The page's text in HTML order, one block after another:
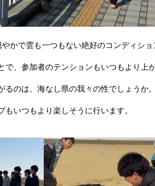
かで雲も一つもない絶好のコンディシ
で、参加者のテンションもいつもより上
るのは、海なし県の我々の性でしょうか
いつもより楽しそうに行います。